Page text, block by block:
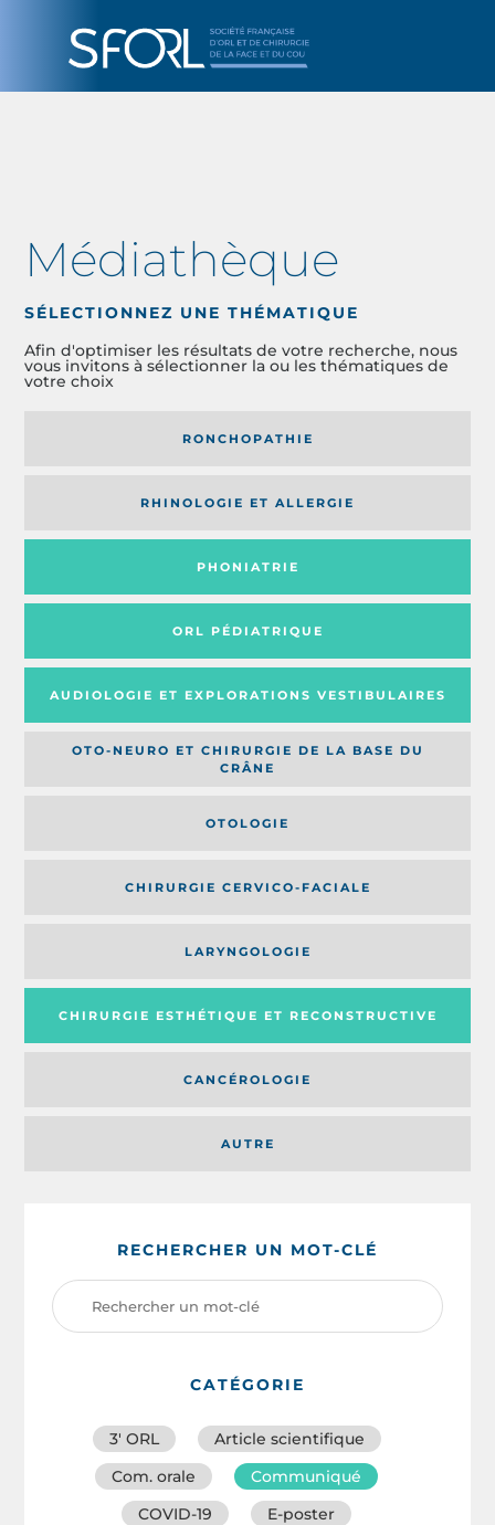
Médiathèque
SÉLECTIONNEZ UNE THÉMATIQUE
Afin d'optimiser les résultats de votre recherche, nous
vous invitons à sélectionner la ou les thématiques de
votre choix
RONCHOPATHIE
RHINOLOGIE ET ALLERGIE
PHONIATRIE
ORL PÉDIATRIQUE
AUDIOLOGIE ET EXPLORATIONS VESTIBULAIRES
OTO-NEURO ET CHIRURGIE DE LA BASE DU
CRÂNE
OTOLOGIE
CHIRURGIE CERVICO-FACIALE
AUTRE
LARYNGOLOGIE
CHIRURGIE ESTHÉTIQUE ET RECONSTRUCTIVE
CANCÉROLOGIE
RECHERCHER UN MOT-CLÉ
CATÉGORIE
3′ ORL
Article scientifique
Com. orale
Communiqué
COVID-19
E-poster